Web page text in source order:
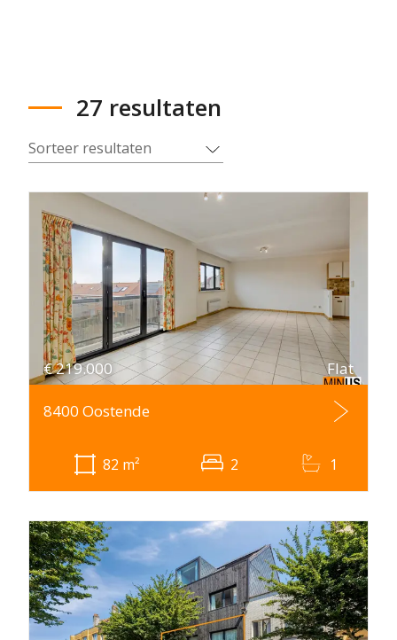
27 resultaten
Sorteer resultaten
€219.000 Flat
8400 Oostende
82 m² 2 1